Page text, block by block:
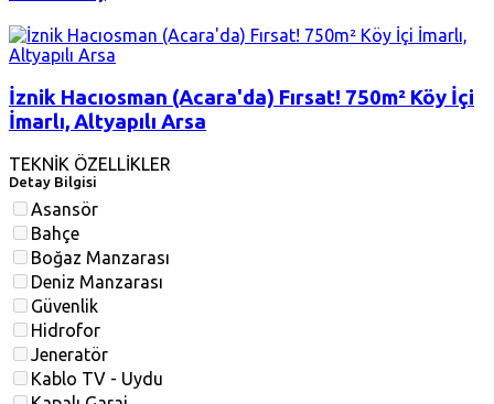
İznik Hacıosman (Acara'da) Fırsat! 750m² Köy İçi
İmarlı, Altyapılı Arsa
TEKNİK ÖZELLİKLER
Detay Bilgisi
Asansör
Bahçe
Boğaz Manzarası
Deniz Manzarası
Güvenlik
Hidrofor
Jeneratör
Kablo TV - Uydu